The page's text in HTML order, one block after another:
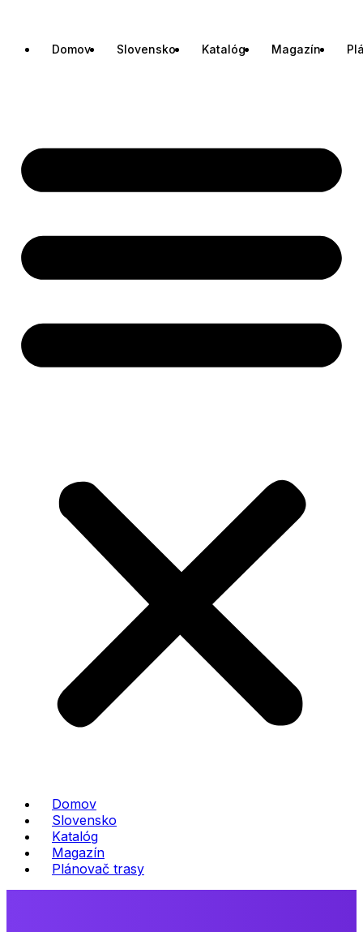
Domov Slovensko Katalóg Magazín
Domov
Slovensko
Katalóg
Magazín
Plánovač trasy